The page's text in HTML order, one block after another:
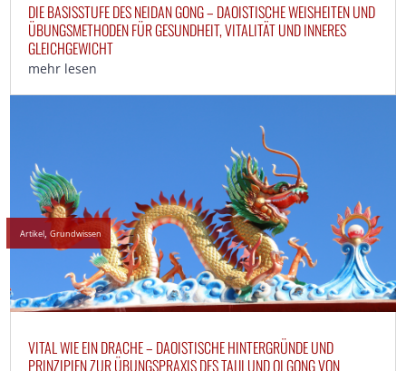
DIE BASISSTUFE DES NEIDAN GONG – DAOISTISCHE WEISHEITEN UND
ÜBUNGSMETHODEN FÜR GESUNDHEIT, VITALITÄT UND INNERES
GLEICHGEWICHT
mehr lesen
VITAL WIE EIN DRACHE – DAOISTISCHE HINTERGRÜNDE UND
PRINZIPIEN ZUR ÜBUNGSPRAXIS DES TAIJI UND QI GONG VON
Artikel,Grundwissen